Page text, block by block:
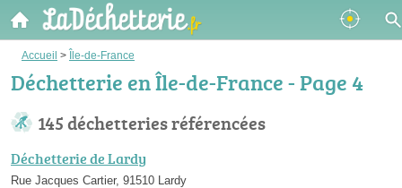
Accueil > Île-de-France
Déchetterie en Île-de-France - Page 4
145 déchetteries référencées
Déchetterie de Lardy
Rue Jacques Cartier, 91510 Lardy